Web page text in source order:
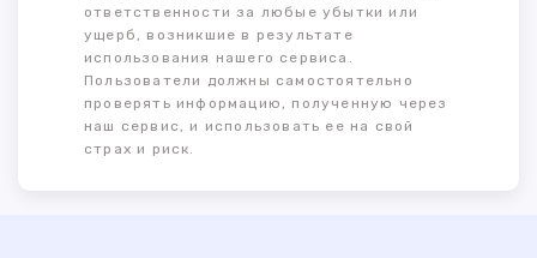
ответственности за любые убытки или
ущерб, возникшие в результате
использования нашего сервиса.
Пользователи должны самостоятельно
проверять информацию, полученную через
наш сервис, и использовать ее на свой
страх и риск.